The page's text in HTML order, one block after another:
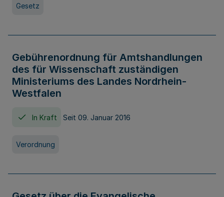
Gesetz
Gebührenordnung für Amtshandlungen
des für Wissenschaft zuständigen
Ministeriums des Landes Nordrhein-
Westfalen
In Kraft Seit 09. Januar 2016
Verordnung